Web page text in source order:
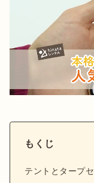
もくじ
テントとタープ